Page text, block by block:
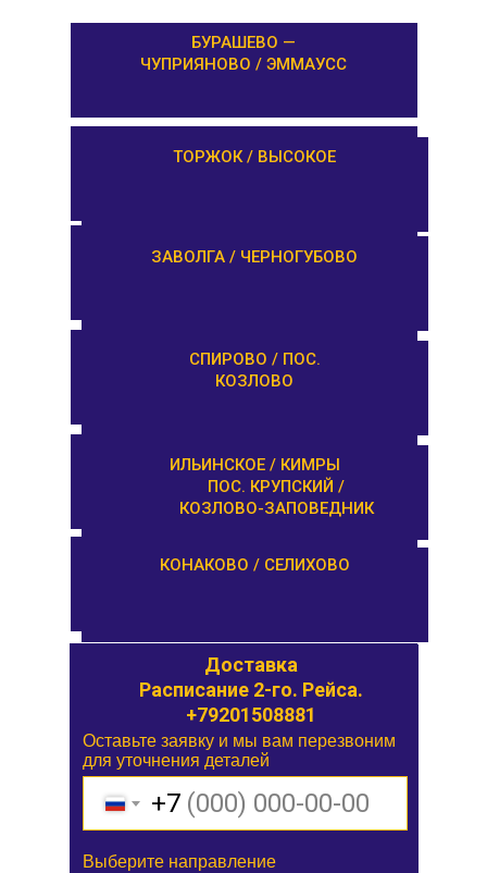
Оставьте заявку и мы вам перезвоним
для уточнения деталей
+7
Выберите направление
ЛИХОСЛАВЛЬ /
КАЛАШНИКОВО
ЕМЕЛЬЯНОВО / СТАРИЦА
ТУРГИНОВО /
ЗАПОВЕДНИК
КАШИН / КАЛЯЗИН
ОРША / КУШАЛИНО
Доставка
Расписание 1-го. Рейса.
БУРАШЕВО —
ЧУПРИЯНОВО / ЭММАУСС
ТОРЖОК / ВЫСОКОЕ
ЗАВОЛГА / ЧЕРНОГУБОВО
СПИРОВО / ПОС.
КОЗЛОВО
ИЛЬИНСКОЕ / КИМРЫ
КОНАКОВО / СЕЛИХОВО
Оставьте заявку и мы вам перезвоним
для уточнения деталей
+7
Выберите направление
Доставка
Расписание 2-го. Рейса.
+79201508881
ПОС. КРУПСКИЙ /
КОЗЛОВО-ЗАПОВЕДНИК